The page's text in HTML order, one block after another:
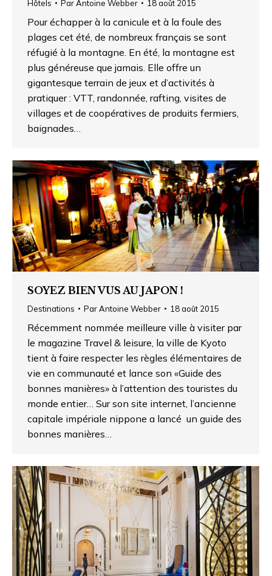
Hôtels ParAntoine Webber 18 août 2015
Pour échapper à la canicule et à la foule des
plages cet été, de nombreux français se sont
réfugié à la montagne. En été, la montagne est
plus généreuse que jamais. Elle offre un
gigantesque terrain de jeux et d’activités à
pratiquer : VTT, randonnée, rafting, visites de
villages et de coopératives de produits fermiers,
baignades…
SOYEZ BIEN VUS AU JAPON !
Destinations ParAntoine Webber 18 août 2015
Récemment nommée meilleure ville à visiter par
le magazine Travel & leisure, la ville de Kyoto
tient à faire respecter les règles élémentaires de
vie en communauté et lance son «Guide des
bonnes manières» à l’attention des touristes du
monde entier… Sur son site internet, l’ancienne
capitale impériale nippone a lancé un guide des
bonnes manières…